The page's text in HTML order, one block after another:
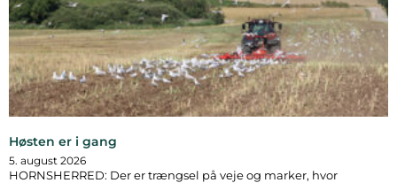
Høsten er i gang
5. august 2026
HORNSHERRED: Der er trængsel på veje og marker, hvor